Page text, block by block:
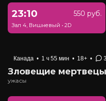
23:10 550 руб.
Зал 4, Вишневый • 2D
Канада • 1 ч 55 мин • 18+ • 3
Зловещие
ужасы